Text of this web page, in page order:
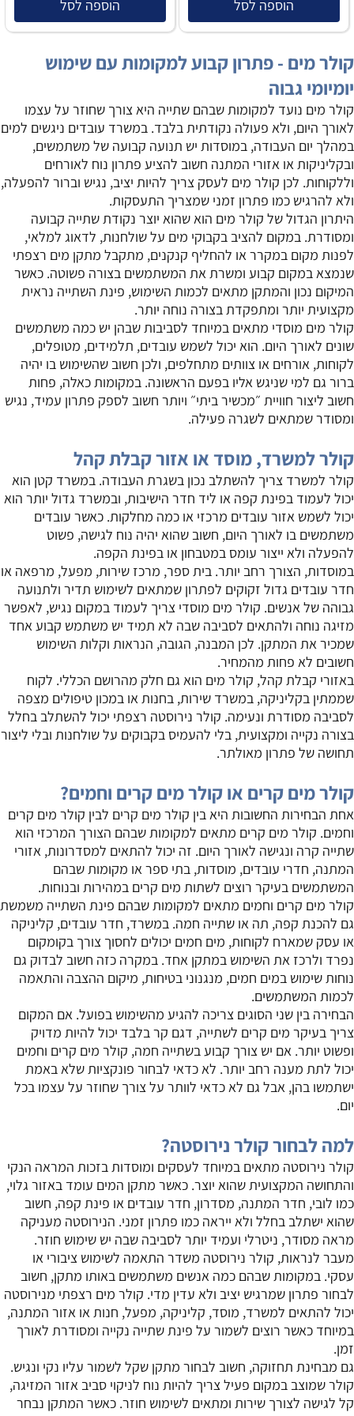
הוספה לסל הוספה לסל
קולר מים - פתרון קבוע למקומות עם שימוש
יומיומי גבוה
קולר מים נועד למקומות שבהם שתייה היא צורך שחוזר על עצמו
לאורך היום, ולא פעולה נקודתית בלבד. במשרד עובדים ניגשים למים
במהלך יום העבודה, במוסדות יש תנועה קבועה של משתמשים,
ובקליניקות או אזורי המתנה חשוב להציע פתרון נוח לאורחים
וללקוחות. לכן קולר מים לעסק צריך להיות יציב, נגיש וברור להפעלה,
ולא להרגיש כמו פתרון זמני שמצריך התעסקות.
היתרון הגדול של קולר מים הוא שהוא יוצר נקודת שתייה קבועה
ומסודרת. במקום להציב בקבוקי מים על שולחנות, לדאוג למלאי,
לפנות מקום במקרר או להחליף קנקנים, מתקבל מתקן מים רצפתי
שנמצא במקום קבוע ומשרת את המשתמשים בצורה פשוטה. כאשר
המיקום נכון והמתקן מתאים לכמות השימוש, פינת השתייה נראית
מקצועית יותר ומתפקדת בצורה נוחה יותר.
קולר מים מוסדי מתאים במיוחד לסביבות שבהן יש כמה משתמשים
שונים לאורך היום. הוא יכול לשמש עובדים, תלמידים, מטופלים,
לקוחות, אורחים או צוותים מתחלפים, ולכן חשוב שהשימוש בו יהיה
ברור גם למי שניגש אליו בפעם הראשונה. במקומות כאלה, פחות
חשוב ליצור חוויית ״מכשיר ביתי״ ויותר חשוב לספק פתרון עמיד, נגיש
ומסודר שמתאים לשגרה פעילה.
קולר למשרד, מוסד או אזור קבלת קהל
קולר למשרד צריך להשתלב נכון בשגרת העבודה. במשרד קטן הוא
יכול לעמוד בפינת קפה או ליד חדר הישיבות, ובמשרד גדול יותר הוא
יכול לשמש אזור עובדים מרכזי או כמה מחלקות. כאשר עובדים
משתמשים בו לאורך היום, חשוב שהוא יהיה נוח לגישה, פשוט
להפעלה ולא ייצור עומס במטבחון או בפינת הקפה.
במוסדות, הצורך רחב יותר. בית ספר, מרכז שירות, מפעל, מרפאה או
חדר עובדים גדול זקוקים לפתרון שמתאים לשימוש תדיר ולתנועה
גבוהה של אנשים. קולר מים מוסדי צריך לעמוד במקום נגיש, לאפשר
מזיגה נוחה ולהתאים לסביבה שבה לא תמיד יש משתמש קבוע אחד
שמכיר את המתקן. לכן המבנה, הגובה, הנראות וקלות השימוש
חשובים לא פחות מהמחיר.
באזורי קבלת קהל, קולר מים הוא גם חלק מהרושם הכללי. לקוח
שממתין בקליניקה, במשרד שירות, בחנות או במכון טיפולים מצפה
לסביבה מסודרת ונעימה. קולר נירוסטה רצפתי יכול להשתלב בחלל
בצורה נקייה ומקצועית, בלי להעמיס בקבוקים על שולחנות ובלי ליצור
תחושה של פתרון מאולתר.
קולר מים קרים או קולר מים קרים וחמים?
אחת הבחירות החשובות היא בין קולר מים קרים לבין קולר מים קרים
וחמים. קולר מים קרים מתאים למקומות שבהם הצורך המרכזי הוא
שתייה קרה ונגישה לאורך היום. זה יכול להתאים למסדרונות, אזורי
המתנה, חדרי עובדים, מוסדות, בתי ספר או מקומות שבהם
המשתמשים בעיקר רוצים לשתות מים קרים במהירות ובנוחות.
קולר מים קרים וחמים מתאים למקומות שבהם פינת השתייה משמשת
גם להכנת קפה, תה או שתייה חמה. במשרד, חדר עובדים, קליניקה
או עסק שמארח לקוחות, מים חמים יכולים לחסוך צורך בקומקום
נפרד ולרכז את השימוש במתקן אחד. במקרה כזה חשוב לבדוק גם
נוחות שימוש במים חמים, מנגנוני בטיחות, מיקום ההצבה והתאמה
לכמות המשתמשים.
הבחירה בין שני הסוגים צריכה להגיע מהשימוש בפועל. אם המקום
צריך בעיקר מים קרים לשתייה, דגם קר בלבד יכול להיות מדויק
ופשוט יותר. אם יש צורך קבוע בשתייה חמה, קולר מים קרים וחמים
יכול לתת מענה רחב יותר. לא כדאי לבחור פונקציות שלא באמת
ישתמשו בהן, אבל גם לא כדאי לוותר על צורך שחוזר על עצמו בכל
יום.
למה לבחור קולר נירוסטה?
קולר נירוסטה מתאים במיוחד לעסקים ומוסדות בזכות המראה הנקי
והתחושה המקצועית שהוא יוצר. כאשר מתקן המים עומד באזור גלוי,
כמו לובי, חדר המתנה, מסדרון, חדר עובדים או פינת קפה, חשוב
שהוא ישתלב בחלל ולא ייראה כמו פתרון זמני. הנירוסטה מעניקה
מראה מסודר, ניטרלי ועמיד יותר לסביבה שבה יש שימוש חוזר.
מעבר לנראות, קולר נירוסטה משדר התאמה לשימוש ציבורי או
עסקי. במקומות שבהם כמה אנשים משתמשים באותו מתקן, חשוב
לבחור פתרון שמרגיש יציב ולא עדין מדי. קולר מים רצפתי מנירוסטה
יכול להתאים למשרד, מוסד, קליניקה, מפעל, חנות או אזור המתנה,
במיוחד כאשר רוצים לשמור על פינת שתייה נקייה ומסודרת לאורך
זמן.
גם מבחינת תחזוקה, חשוב לבחור מתקן שקל לשמור עליו נקי ונגיש.
קולר שמוצב במקום פעיל צריך להיות נוח לניקוי סביב אזור המזיגה,
קל לגישה לצורך שירות ומתאים לשימוש חוזר. כאשר המתקן נבחר